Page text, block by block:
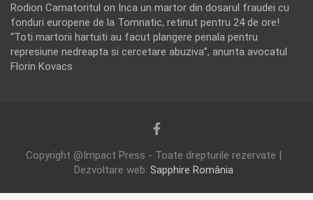
Rodion Camatoritul on Inca un martor din dosarul fraudei cu
fonduri europene de la Tomnatic, retinut pentru 24 de ore!
“Toti martorii hartuiti au facut plangere penala pentru
represiune nedreapta si cercetare abuziva”, anunta avocatul
Florin Kovacs
Copyright @Impact Press - Toate drepturile rezervate |
Dezvoltare web: Sapphire România